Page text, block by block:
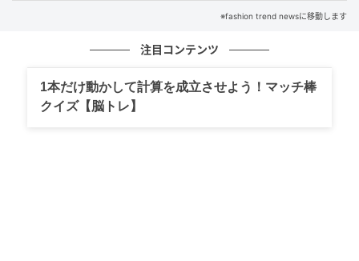
柔らかなベージュカラーにゆるやかなウェーブを加え
たボブ。内側の髪は外ハネに整え、表面の髪は耳のラ
※fashion trend newsに移動します
注目コンテンツ
1本だけ動かして計算を成立させよう！マッチ棒
クイズ【脳トレ】